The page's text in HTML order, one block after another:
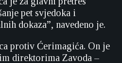
pet svjedoka i
dokaza”, navedeno je.
protiv Ćerimagića. On je
direktorima Zavoda –